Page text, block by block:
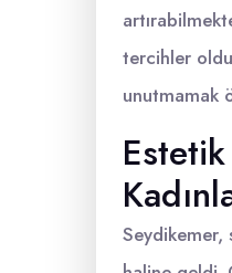
tercihler
unutmamak
Seydikemer,